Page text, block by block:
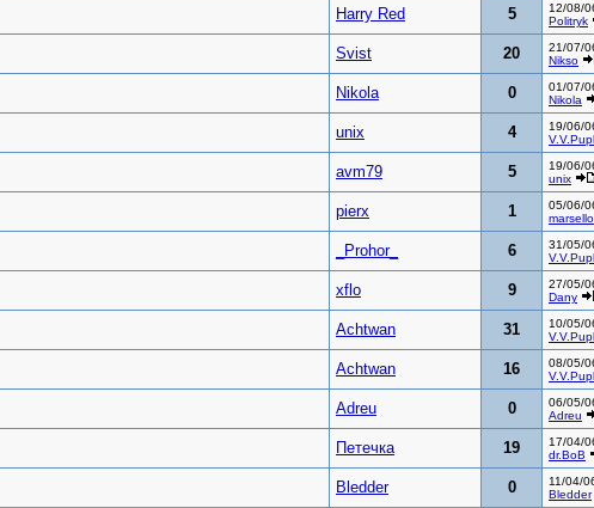
Harry Red 5
12/08/
Politryk
Svist 20
21/07/
Nikso
Nikola 0
01/07/
Nikola
unix 4
19/06/
avm79 5
19/06/
unix
pierx 1
05/06/
marsello
_Prohor_ 6
31/05/
xflo 9
27/05/
Dany
Achtwan 31
10/05/
Achtwan 16
08/05/
Adreu 0
06/05/
Adreu
Петечка 19
17/04/
dr.BoB
Bledder 0
11/04/
Bledder